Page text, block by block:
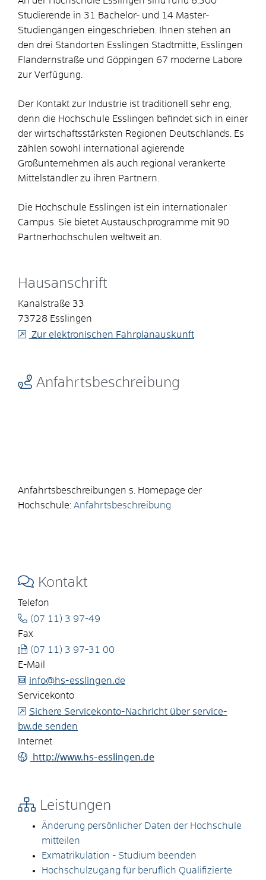
Studierende in 31 Bachelor- und 14 Master-
Studiengängen eingeschrieben. Ihnen stehen an
den drei Standorten Esslingen Stadtmitte, Esslingen
Flandernstraße und Göppingen 67 moderne Labore
zur Verfügung.
Der Kontakt zur Industrie ist traditionell sehr eng,
denn die Hochschule Esslingen befindet sich in einer
der wirtschaftsstärksten Regionen Deutschlands. Es
zählen sowohl international agierende
Großunternehmen als auch regional verankerte
Mittelständler zu ihren Partnern.
Die Hochschule Esslingen ist ein internationaler
Campus. Sie bietet Austauschprogramme mit 90
Partnerhochschulen weltweit an.
Hausanschrift
Kanalstraße 33
73728 Esslingen
Zur elektronischen Fahrplanauskunft
Anfahrtsbeschreibung
Anfahrtsbeschreibungen s. Homepage der
Hochschule: Anfahrtsbeschreibung
Kontakt
Telefon
(07 11) 3 97-49
Fax
(07 11) 3 97-31 00
E-Mail
info@hs-esslingen.de
Servicekonto
Sichere Servicekonto-Nachricht über service-
bw.de senden
Internet
http://www.hs-esslingen.de
Leistungen
Änderung persönlicher Daten der Hochschule
mitteilen
Exmatrikulation - Studium beenden
Hochschulzugang für beruflich Qualifizierte